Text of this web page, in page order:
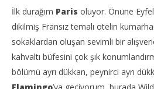
İlk durağım Paris oluyor. Önüne
dikilmiş Fransız temalı otelin
sokaklardan oluşan sevimli bir
kahvaltı büfesini çok şık
bölümü ayrı dükkan, peynirci ayrı